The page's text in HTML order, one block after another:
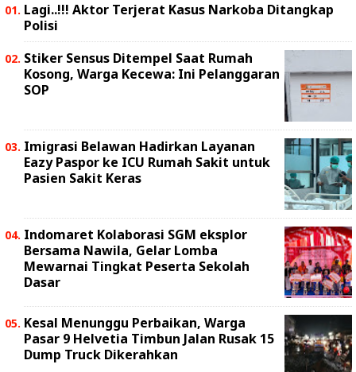
Lagi..!!! Aktor Terjerat Kasus Narkoba Ditangkap
Polisi
Stiker Sensus Ditempel Saat Rumah
Kosong, Warga Kecewa: Ini Pelanggaran
SOP
Imigrasi Belawan Hadirkan Layanan
Eazy Paspor ke ICU Rumah Sakit untuk
Pasien Sakit Keras
Indomaret Kolaborasi SGM eksplor
Bersama Nawila, Gelar Lomba
Mewarnai Tingkat Peserta Sekolah
Dasar
Kesal Menunggu Perbaikan, Warga
Pasar 9 Helvetia Timbun Jalan Rusak 15
Dump Truck Dikerahkan